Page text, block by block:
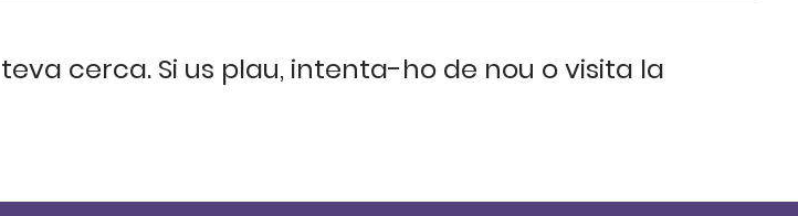
cerca. Si us plau, intenta-ho de nou o visita la